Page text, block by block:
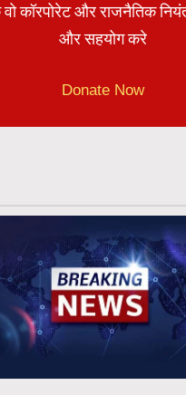
कॉरपोरेट और राजनैतिक
और सहयोग करे
Donate Now